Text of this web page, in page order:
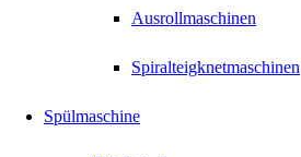
Ausrollmaschinen
Spiralteigknetmaschinen
Spülmaschine